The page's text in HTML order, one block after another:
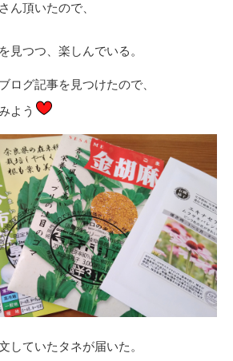
ん頂いたので、
見つつ、楽しんでいる。
ログ記事を見つけたので、
よう
していたタネが届いた。